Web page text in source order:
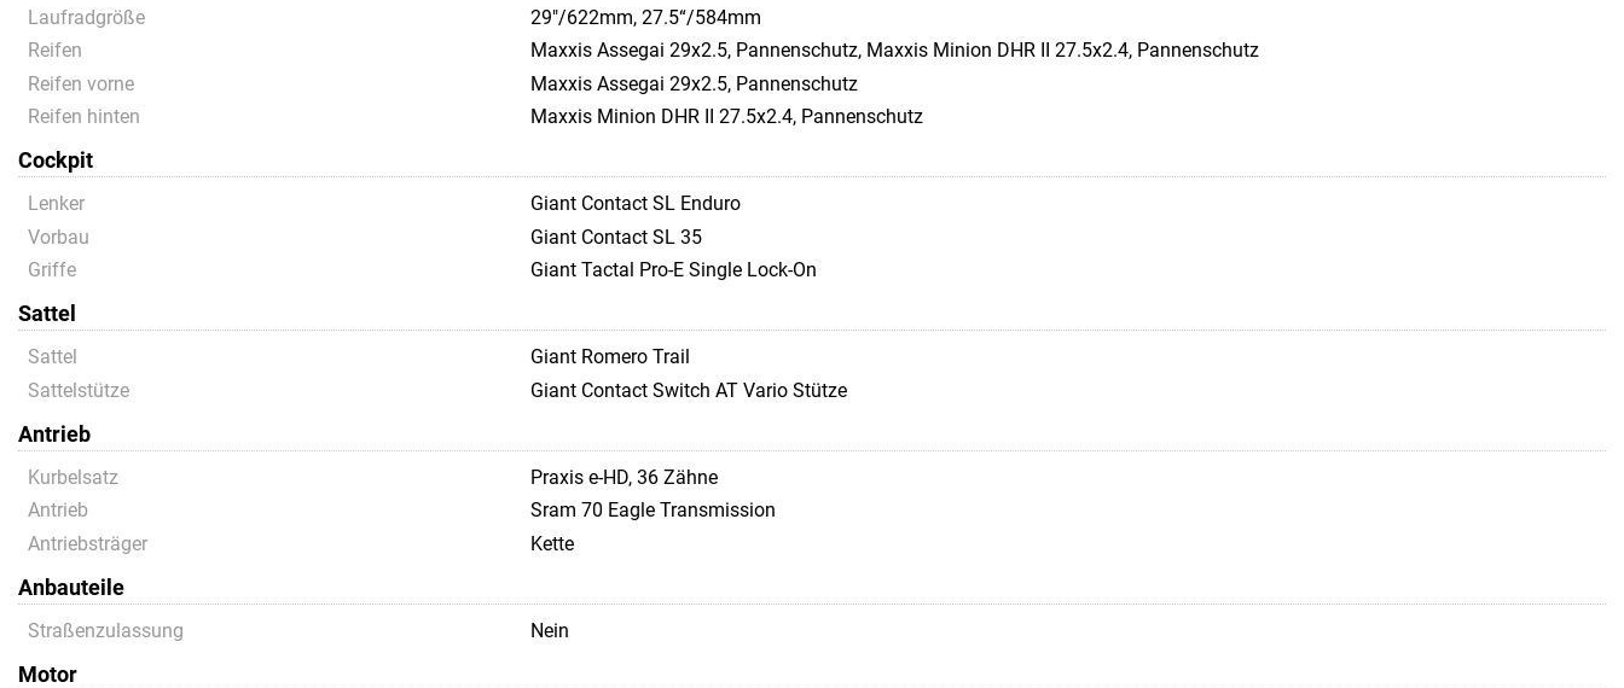
Laufradgröße
29"/622mm, 27.5“/584mm
Reifen
Maxxis Assegai 29x2.5, Pannenschutz, Maxxis Minion DHR II 27.5x2.4, Pannenschutz
Reifen vorne
Maxxis Assegai 29x2.5, Pannenschutz
Reifen hinten
Maxxis Minion DHR II 27.5x2.4, Pannenschutz
Cockpit
Lenker
Giant Contact SL Enduro
Vorbau
Giant Contact SL 35
Griffe
Giant Tactal Pro-E Single Lock-On
Sattel
Sattel
Giant Romero Trail
Sattelstütze
Giant Contact Switch AT Vario Stütze
Antrieb
Kurbelsatz
Praxis e-HD, 36 Zähne
Antrieb
Sram 70 Eagle Transmission
Antriebsträger
Kette
Anbauteile
Straßenzulassung Nein
Motor